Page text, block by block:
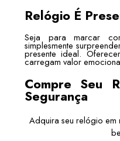
Relógio É
Seja para marcar
simplesmente
presente ideal.
carregam valor
Compre Seu
Segurança
Adquira seu relógio